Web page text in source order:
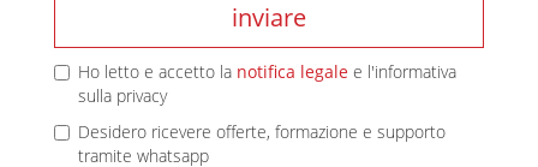
inviare
Ho letto e accetto la notifica legale e l'informativa
sulla privacy
Desidero ricevere offerte, formazione e supporto
tramite whatsapp